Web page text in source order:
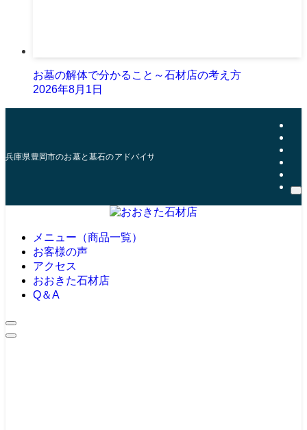
お墓の解体で分かること～石材店の考え方
2026年8月1日
兵庫県豊岡市のお墓と墓石のアドバイザー | おおきた石材店
メニュー（商品一覧）
お客様の声
アクセス
おおきた石材店
Q＆A